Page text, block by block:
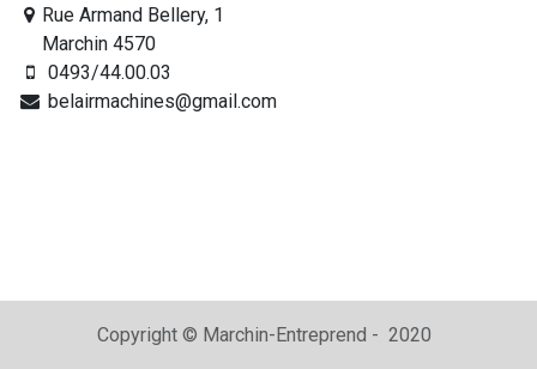
Rue Armand Bellery, 1
Marchin 4570
0493/44.00.03
belairmachines@gmail.com
Copyright © Marchin-Entreprend - 2020